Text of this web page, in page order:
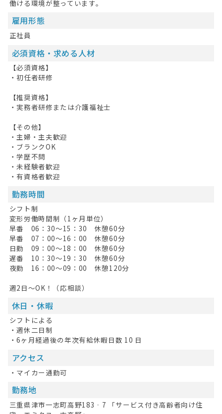
HOME
働ける環境が整っています。
雇用形態
正社員
必須資格・求める人材
【必須資格】
・初任者研修
【推奨資格】
・実務者研修または介護福祉士
【その他】
・主婦・主夫歓迎
・ブランクOK
・学歴不問
・未経験者歓迎
・有資格者歓迎
勤務時間
シフト制
変形労働時間制（1ヶ月単位）
早番 06：30～15：30 休憩60分
早番 07：00～16：00 休憩60分
日勤 09：00～18：00 休憩60分
遅番 10：30～19：30 休憩60分
夜勤 16：00～09：00 休憩120分
週2日～OK！（応相談）
休日・休暇
シフトによる
・週休二日制
・6ヶ月経過後の年次有給休暇日数 10 日
アクセス
・マイカー通勤可
勤務地
三重県津市一志町高野183‐7 「サービス付き高齢者向け住